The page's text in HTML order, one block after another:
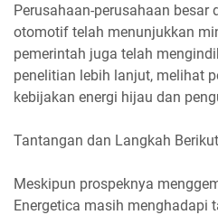
Perusahaan-perusahaan besar
otomotif telah menunjukkan
pemerintah juga telah
penelitian lebih lanjut, melihat
kebijakan energi hijau dan
Tantangan dan Langkah
Meskipun prospeknya
Energetica masih menghadapi